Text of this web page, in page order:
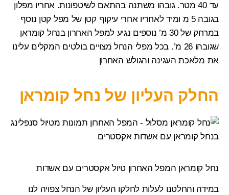
עד 40 מטר. גובהו משתנה בהתאם לשיטפונות. אחריו מפלון
בגובה 5 מ ומיד לאחריו אחרי עיקוף קטן של מפל קטן נוסף
במרחק של 30 מ’ נוספים נגיע למפל האחרון בנחל קומראן
שגובהו 26 מ’. בכל מפלי הנחל מצויים בולטים המקלים עלינו
את מלאכת העגינה והגולש האחרון
החלק העליון של נחל קומראן
נחל קומראן המפל האחרון טיול אקסטרים עם אשדות
במידה והחלטנו לעלות לחלקו העליון של הנחל צפויה לנו